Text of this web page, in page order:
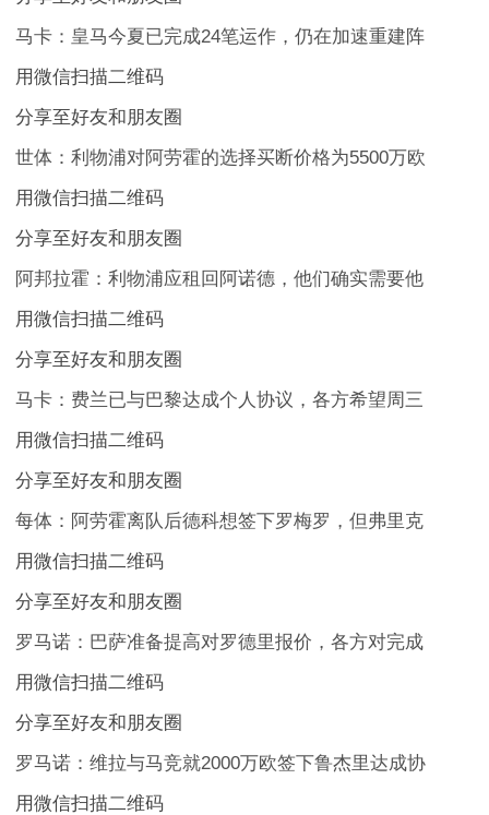
马卡：皇马今夏已完成24笔运作，仍在加速重建阵
用微信扫描二维码
分享至好友和朋友圈
世体：利物浦对阿劳霍的选择买断价格为5500万欧
用微信扫描二维码
分享至好友和朋友圈
阿邦拉霍：利物浦应租回阿诺德，他们确实需要他
用微信扫描二维码
分享至好友和朋友圈
马卡：费兰已与巴黎达成个人协议，各方希望周三
用微信扫描二维码
分享至好友和朋友圈
每体：阿劳霍离队后德科想签下罗梅罗，但弗里克
用微信扫描二维码
分享至好友和朋友圈
罗马诺：巴萨准备提高对罗德里报价，各方对完成
用微信扫描二维码
分享至好友和朋友圈
罗马诺：维拉与马竞就2000万欧签下鲁杰里达成协
用微信扫描二维码